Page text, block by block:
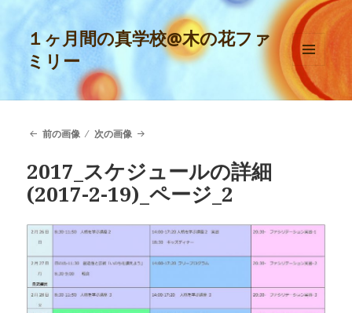
１ヶ月間の真学校@木の花ファ
ミリー
メニュ
ーとウ
ィジェ
前の画像
次の画像
2017_スケジュールの詳細
(2017-2-19)_ページ_2